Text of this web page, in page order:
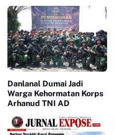
Danlanal Dumai Jadi
Warga Kehormatan Korps
Arhanud TNI AD